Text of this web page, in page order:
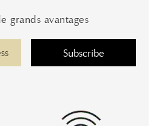
grands avantages